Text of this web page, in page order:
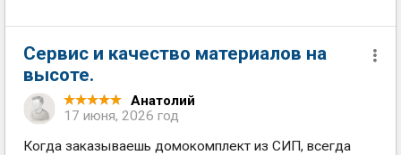
Сервис и качество материалов на
высоте.
Анатолий
17 июня, 2026 год
Когда заказываешь домокомплект из СИП, всегда